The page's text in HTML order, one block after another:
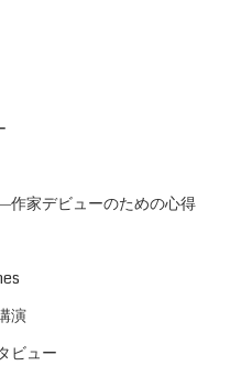
作家デビューのための心得
演
ビュー